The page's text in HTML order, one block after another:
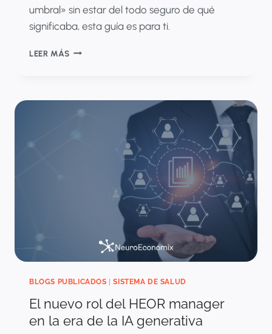
umbral» sin estar del todo seguro de qué
significaba, esta guía es para ti.
LEER MÁSFARMACOECONOMÍA
MEDICAL
ECONOMISTA
BLOGS PUBLICADOS |SISTEMA DE SALUD
El nuevo rol del HEOR manager
en la era de la IA generativa